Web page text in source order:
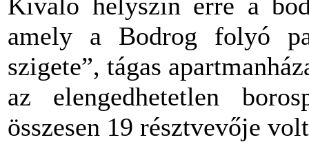
amely a Bodrog folyó
szigete”, tágas
az elengedhetetlen
összesen 19 résztvevője